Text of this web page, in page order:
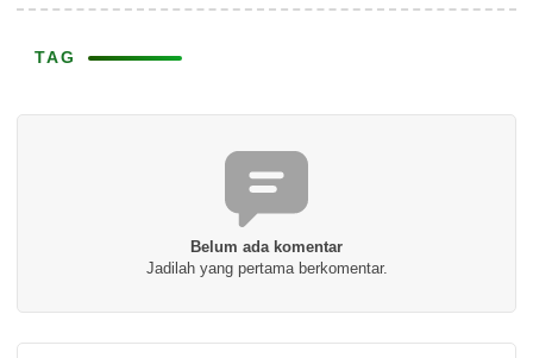
TAG
Belum ada komentar
Jadilah yang pertama berkomentar.